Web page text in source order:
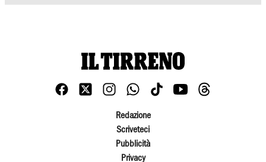
Redazione
Scriveteci
Pubblicità
Privacy